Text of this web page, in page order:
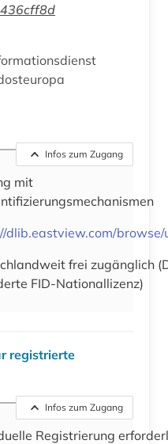
Infos zum Zugang
mit
dlib.eastview.com/
frei zugänglich
FID-Nationallizenz)
registrierte
Infos zum Zugang
Registrierung